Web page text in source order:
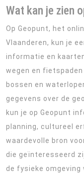
Wat kan je zien
Op Geopunt, het
Vlaanderen, kun je
informatie en
wegen en
bossen en
gegevens over de
kun je op Geopunt
planning, cultureel
waardevolle bron
die geïnteresseerd
de fysieke omgeving